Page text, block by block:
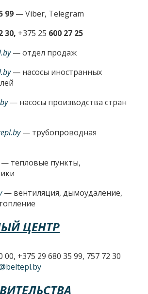
99 — Viber, Telegram
30, +375 25 600 27 25
— отдел продаж
— насосы иностранных
— насосы производства стран
— трубопроводная
тепловые пункты,
— вентиляция, дымоудаление,
ЦЕНТР
00, +375 29 680 35 99, 757 72 30